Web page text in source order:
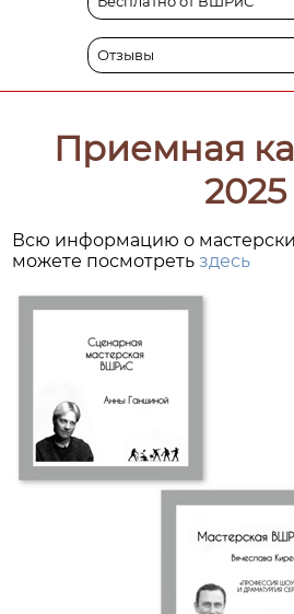
Отзывы
Приемная
2025
Всю информацию о
можете посмотретьздесь